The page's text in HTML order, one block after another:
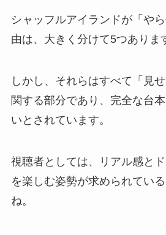
シャッフルアイランドが「や
由は、大きく分けて5つありま
しかし、それらはすべて「見
関する部分であり、完全な台
いとされています。
視聴者としては、リアル感と
を楽しむ姿勢が求められてい
ね。